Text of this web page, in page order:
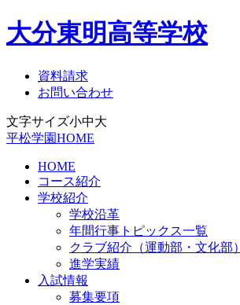
大分東明高等学校
資料請求
お問い合わせ
文字サイズ小中大
平松学園HOME
HOME
コース紹介
学校紹介
学校沿革
年間行事トピックス一覧
クラブ紹介（運動部・文化部）
進学実績
入試情報
募集要項